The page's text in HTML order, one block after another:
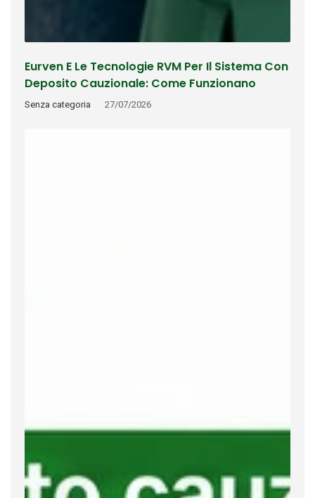
Eurven E Le Tecnologie RVM Per Il Sistema Con
Deposito Cauzionale: Come Funzionano
Riconoscimento, Rimborso E Tracciabilità
Senza categoria 27/07/2026